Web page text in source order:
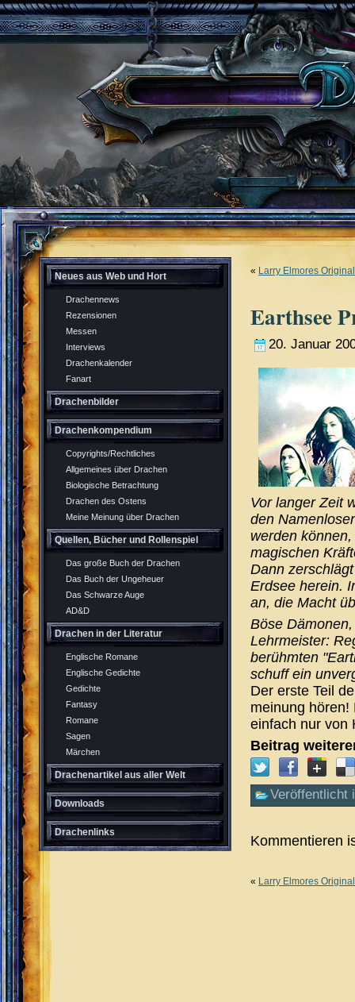
Neues aus Web und Hort
Drachennews
Rezensionen
Messen
Interviews
Drachenkalender
Fanart
Drachenbilder
Drachenkompendium
Copyrights/Rechtliches
Allgemeines über Drachen
Biologische Betrachtung
Drachen des Ostens
Meine Meinung über Drachen
Quellen, Bücher und Rollenspiel
Das große Buch der Drachen
Das Buch der Ungeheuer
Das Schwarze Auge
AD&D
Drachen in der Literatur
Englische Romane
Englische Gedichte
Gedichte
Fantasy
Romane
Sagen
Märchen
Drachenartikel aus aller Welt
Downloads
Drachenlinks
« Larry Elmores
Earthsee
20. Januar
Vor langer Zeit
den
werden
magischen
Dann
Erdsee herein.
an, die Macht
Böse
Lehrmeister:
berühmten
schuff ein
Der erste Teil
meinung hören!
einfach nur von
Beitrag
Veröffentlicht
Kommentieren
« Larry Elmores